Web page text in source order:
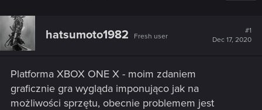
hatsumoto1982 Fresh user
#1
Dec 17, 2020
Platforma XBOX ONE X - moim zdaniem
graficznie gra wygląda imponująco jak na
możliwości sprzętu, obecnie problemem jest